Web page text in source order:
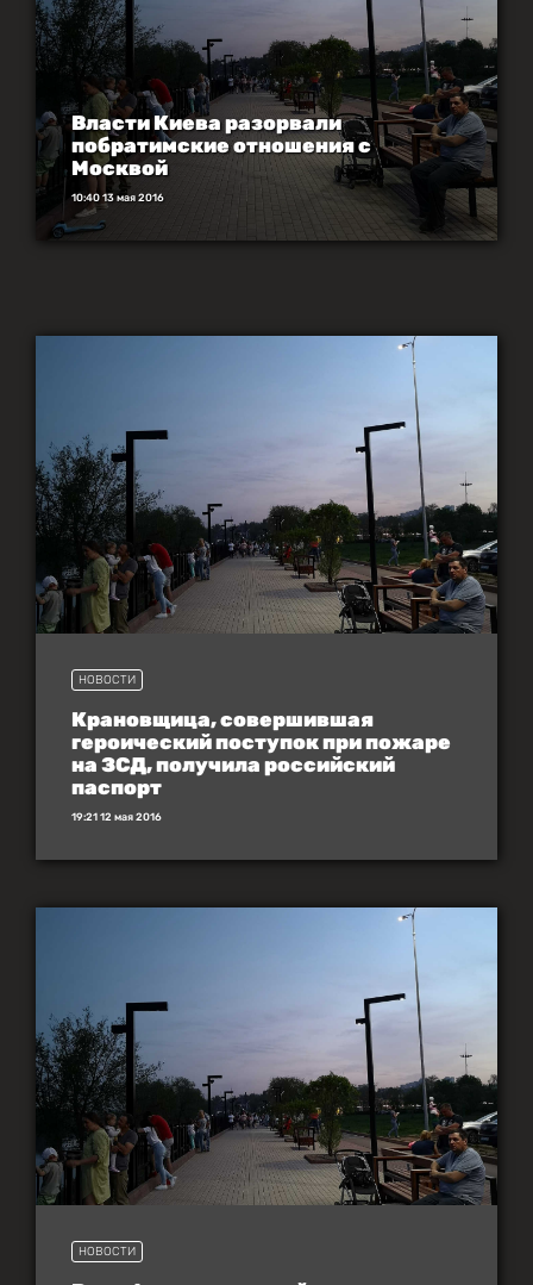
Власти Киева разорвали
побратимские отношения с
Москвой
10:40 13 мая 2016
НОВОСТИ
Крановщица, совершившая
героический поступок при пожаре
на ЗСД, получила российский
паспорт
19:21 12 мая 2016
НОВОСТИ